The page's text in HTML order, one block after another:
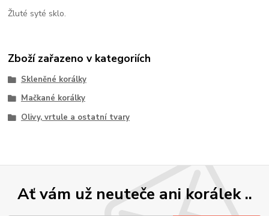
Žluté syté sklo.
Zboží zařazeno v kategoriích
Skleněné korálky
Mačkané korálky
Olivy, vrtule a ostatní tvary
Ať vám už neuteče ani korálek ..